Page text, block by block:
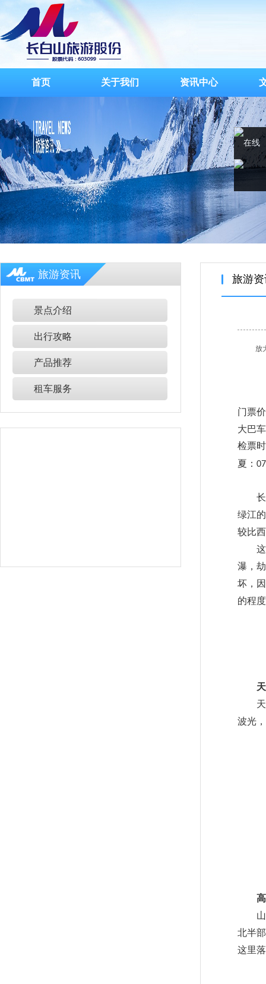
首页 关于我们 资讯中心
旅游资讯
景点介绍
出行攻略
产品推荐
租车服务
旅游
放
门票
大巴
检票
夏
：
长白
绿江
较比
这里
瀑，
坏，
的程
天
天池
波光
高
山门
北半
这里
在线